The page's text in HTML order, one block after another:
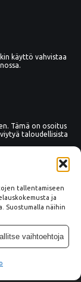
tallentamiseen
ja
Suostumalla näihin
epääminen tai
ja
vaihtoehtoja
käyttö vahvistaa
Tämä on osoitus
taloudellisista